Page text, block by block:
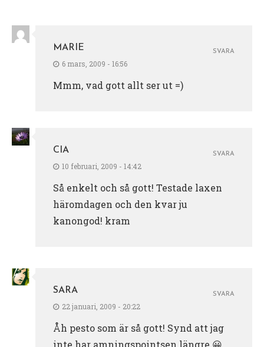
MARIE
6 mars, 2009 - 16:56
Mmm, vad gott allt ser ut =)
SVARA
CIA
10 februari, 2009 - 14:42
Så enkelt och så gott! Testade laxen
häromdagen och den kvar ju
kanongod! kram
SVARA
SARA
22 januari, 2009 - 20:22
Åh pesto som är så gott! Synd att jag
SVARA